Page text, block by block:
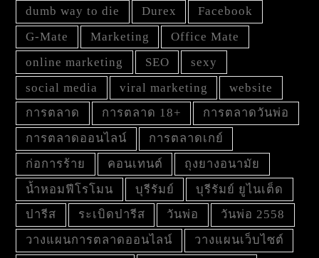
dumb way to die
Durex
Facebook
G-Mate
Marketing
Office Mate
online marketing
SEO
sexy
social media
viral marketing
website
การตลาด
การตลาด 18+
การตลาดวันพ่อ
การตลาดออนไลน์
การตลาดเกย์
ก่อการร้าย
คอนเทนต์
ถุงยางอนามัย
น้ำหอมฟีโรโมน
บุรีรัมย์
บุรีรัมย์ ยูไนเต็ด
ปารีส
ระเบิดปารีส วันพ่อ
วันพ่อ 2558
วางแผนการตลาดออนไลน์
วางแผนเว็บไซต์